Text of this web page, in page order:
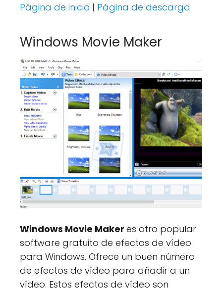
Página de inicio | Página de descarga
Windows Movie Maker
Windows Movie Maker es otro popular
software gratuito de efectos de vídeo
para Windows. Ofrece un buen número
de efectos de vídeo para añadir a un
vídeo. Estos efectos de vídeo son